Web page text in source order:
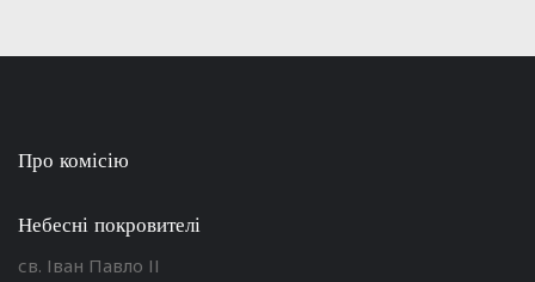
Про комісію
Небесні покровителі
св. Іван Павло ІІ